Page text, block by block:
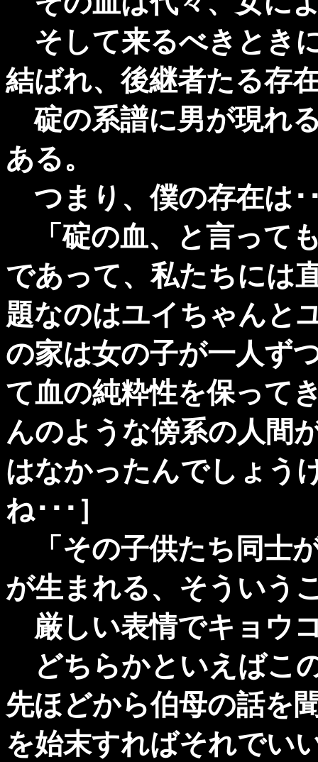
そして来るべきとき
結ばれ、後継者たる存
碇の系譜に男が現れ
ある。
つまり、僕の存在は･
「碇の血、と言って
であって、私たちには
題なのはユイちゃんと
の家は女の子が一人ず
て血の純粋性を保って
んのような傍系の人間
はなかったんでしょう
ね･･･］
「その子供たち同士
が生まれる、そういう
厳しい表情でキョウ
どちらかといえばこ
先ほどから伯母の話を
を始末すればそれでい